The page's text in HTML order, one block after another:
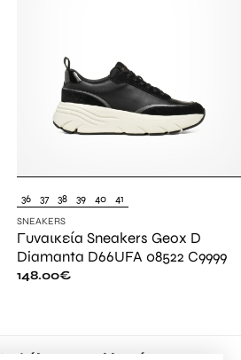
36 37 38 39 40 41
SNEAKERS
Γυναικεία Sneakers Geox D
Diamanta D66UFA 08522 C9999
148.00€